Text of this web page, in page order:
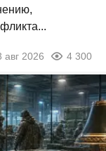
авг 2026 4 300